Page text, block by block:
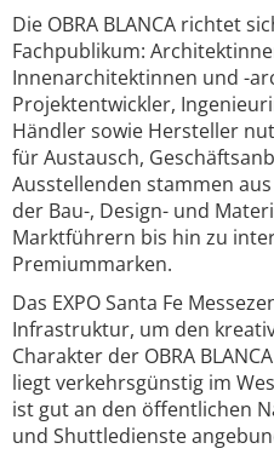
Die OBRA BLANCA richtet
Fachpublikum:
Innenarchitektinnen und -
Projektentwickler,
Händler sowie Hersteller
für Austausch,
Ausstellenden stammen
der Bau-, Design- und
Marktführern bis hin zu
Premiummarken.
Das EXPO Santa Fe
Infrastruktur, um den
Charakter der OBRA
liegt verkehrsgünstig im
ist gut an den öffentlichen
und Shuttledienste